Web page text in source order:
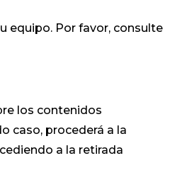
equipo. Por favor, consulte
los contenidos
caso, procederá a la
a la retirada